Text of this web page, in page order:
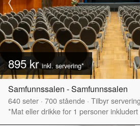
895 krinkl. servering*
Samfunnssalen - Samfunnssalen
640seter · 700stående · Tilbyr servering
*Mat eller drikke for 1 personer inkludert